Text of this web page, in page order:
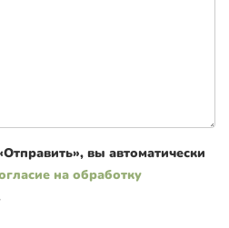
вы автоматически
на обработку